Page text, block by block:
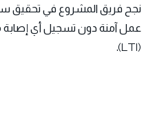
نجح فريق المشروع في تحقيق
عمل آمنة دون تسجيل أي
(LTI).